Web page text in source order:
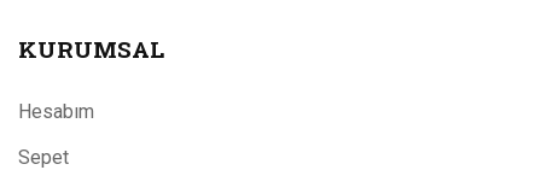
KURUMSAL
Hesabım
Sepet